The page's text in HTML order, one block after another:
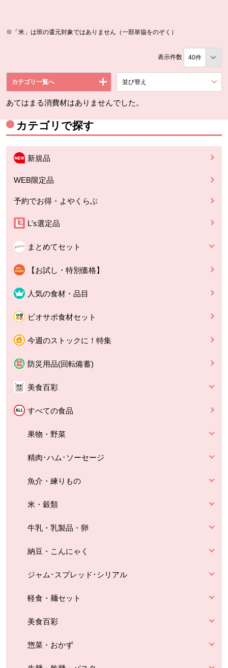
※「米」は班の還元対象ではありません（一部単協をのぞく）
表示件数
カテゴリ一覧へ 並び替え
あてはまる消費材はありませんでした。
カテゴリで探す
新規品
WEB限定品
予約でお得・よやくらぶ
L's選定品
まとめてセット
【お試し・特別価格】
人気の食材・品目
ビオサポ食材セット
今週のストックに！特集
防災用品(回転備蓄)
美食百彩
すべての食品
果物・野菜
精肉･ハム･ソーセージ
魚介・練りもの
米・穀類
牛乳・乳製品・卵
納豆・こんにゃく
ジャム･スプレッド･シリアル
軽食・麺セット
美食百彩
惣菜・おかず